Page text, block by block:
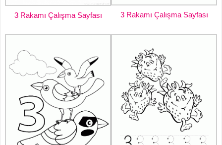
3 Rakamı Çalışma Sayfası 3 Rakamı Çalışma Sayfası